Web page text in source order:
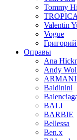
Tommy
Valentin
Vogue
Оправы
Ana
Andy
Baldinini
BALI
BARBIE
Bellessa
Ben.x